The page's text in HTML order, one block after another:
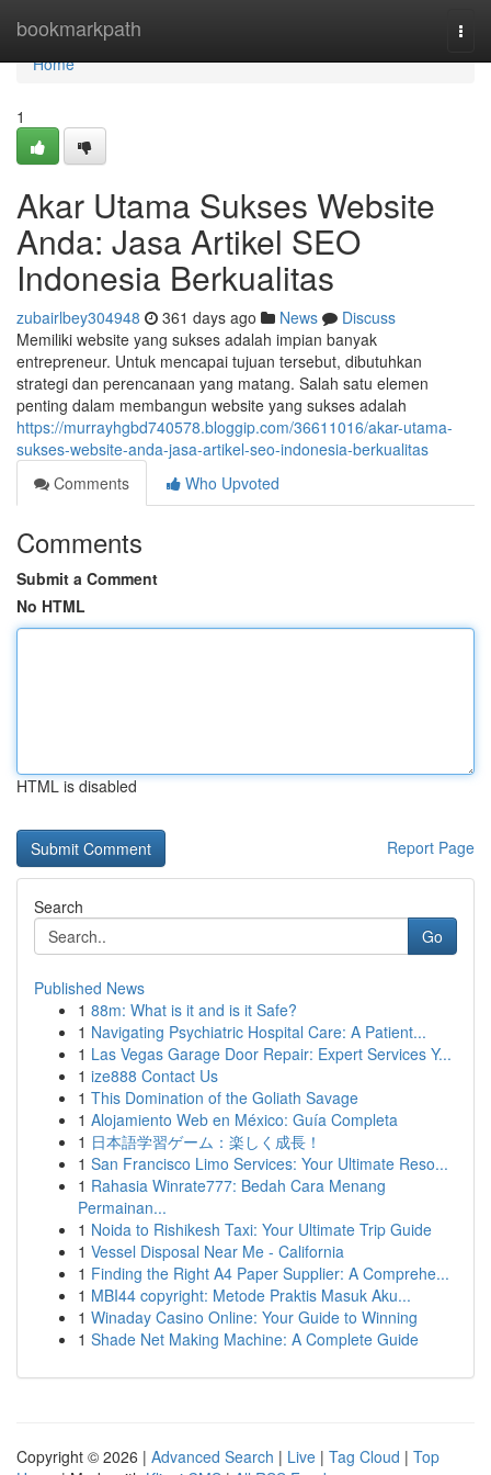
bookmarkpath
Home
Home
1
Akar Utama Sukses Website
Anda: Jasa Artikel SEO
Indonesia Berkualitas
zubairlbey304948 361 days ago News
Discuss
Memiliki website yang sukses adalah impian banyak
entrepreneur. Untuk mencapai tujuan tersebut, dibutuhkan
strategi dan perencanaan yang matang. Salah satu elemen
penting dalam membangun website yang sukses adalah
https://murrayhgbd740578.bloggip.com/36611016/akar-utama-
sukses-website-anda-jasa-artikel-seo-indonesia-berkualitas
Comments
Who Upvoted
Comments
Submit a Comment
No HTML
HTML is disabled
Report Page
Search
Go
Published News
1 88m: What is it and is it Safe?
1 Navigating Psychiatric Hospital Care: A Patient...
1 Las Vegas Garage Door Repair: Expert Services Y...
1 ize888 Contact Us
1 This Domination of the Goliath Savage
1 Alojamiento Web en México: Guía Completa
1 日本語学習ゲーム：楽しく成長！
1 San Francisco Limo Services: Your Ultimate Reso...
1 Rahasia Winrate777: Bedah Cara Menang
Permainan...
1 Noida to Rishikesh Taxi: Your Ultimate Trip Guide
1 Vessel Disposal Near Me - California
1 Finding the Right A4 Paper Supplier: A Comprehe...
1 MBI44 copyright: Metode Praktis Masuk Aku...
1 Winaday Casino Online: Your Guide to Winning
1 Shade Net Making Machine: A Complete Guide
Copyright © 2026 | Advanced Search | Live | Tag Cloud | Top